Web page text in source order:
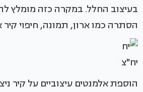
בעיצוב החלל. במקרה כזה מומלץ
הסתרה כמו ארון, תמונה, חיפוי קיר
יח"צ
הוספת אלמנטים עיצוביים על קיר